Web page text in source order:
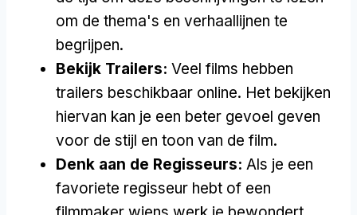
om de thema's en verhaallijnen te
begrijpen.
Bekijk Trailers: Veel films hebben
trailers beschikbaar online. Het bekijken
hiervan kan je een beter gevoel geven
voor de stijl en toon van de film.
Denk aan de Regisseurs: Als je een
favoriete regisseur hebt of een